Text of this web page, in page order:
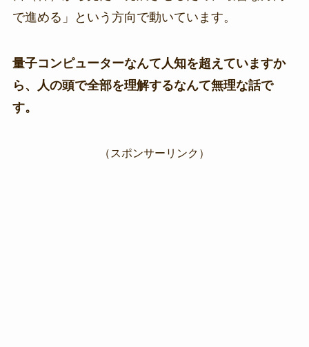
で進める」という方向で動いています。
量子コンピューターなんて人知を超えていますか
ら、人の頭で全部を理解するなんて無理な話で
す。
（スポンサーリンク）